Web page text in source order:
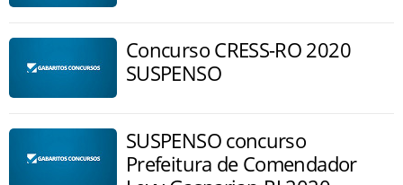
Concurso CRESS-RO 2020
SUSPENSO
SUSPENSO concurso
Prefeitura de Comendador